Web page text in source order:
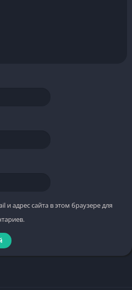
и адрес сайта в этом браузере для